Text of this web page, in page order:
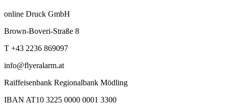
online Druck GmbH
Brown-Boveri-Straße 8
T +43 2236 869097
info@flyeralarm.at
Raiffeisenbank Regionalbank Mödling
IBAN AT10 3225 0000 0001 3300